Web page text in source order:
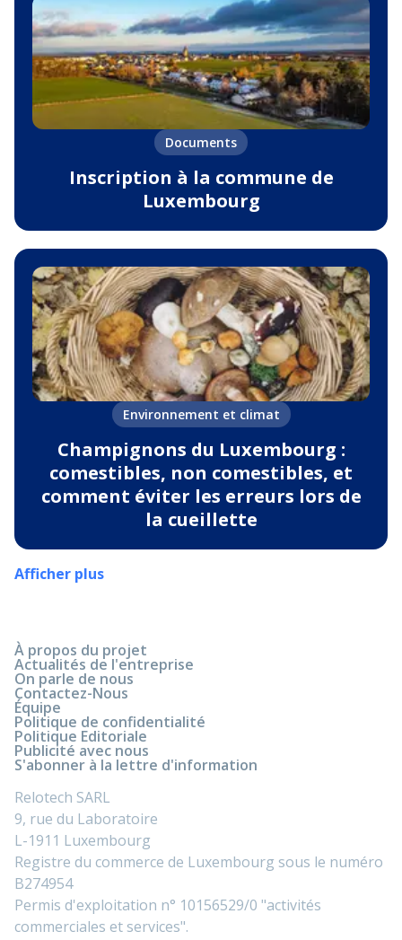
Documents
Inscription à la commune de
Luxembourg
Environnement et climat
Champignons du Luxembourg :
comestibles, non comestibles, et
comment éviter les erreurs lors de
la cueillette
Afficher plus
À propos du projet
Actualités de l'entreprise
On parle de nous
Contactez-Nous
Équipe
Politique de confidentialité
Politique Editoriale
Publicité avec nous
S'abonner à la lettre d'information
Relotech SARL
9, rue du Laboratoire
L-1911 Luxembourg
Registre du commerce de Luxembourg sous le numéro
B274954
Permis d'exploitation n° 10156529/0 "activités
commerciales et services".